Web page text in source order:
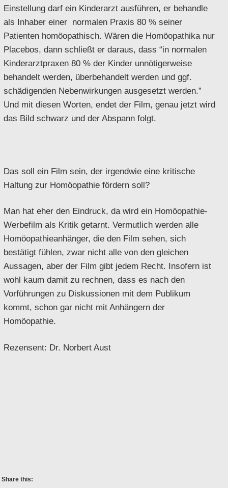
Einstellung darf ein Kinderarzt ausführen, er behandle
als Inhaber einer normalen Praxis 80 % seiner
Patienten homöopathisch. Wären die Homöopathika nur
Placebos, dann schließt er daraus, dass “in normalen
Kinderarztpraxen 80 % der Kinder unnötigerweise
behandelt werden, überbehandelt werden und ggf.
schädigenden Nebenwirkungen ausgesetzt werden.”
Und mit diesen Worten, endet der Film, genau jetzt wird
das Bild schwarz und der Abspann folgt.
Das soll ein Film sein, der irgendwie eine kritische
Haltung zur Homöopathie fördern soll?
Man hat eher den Eindruck, da wird ein Homöopathie-
Werbefilm als Kritik getarnt. Vermutlich werden alle
Homöopathieanhänger, die den Film sehen, sich
bestätigt fühlen, zwar nicht alle von den gleichen
Aussagen, aber der Film gibt jedem Recht. Insofern ist
wohl kaum damit zu rechnen, dass es nach den
Vorführungen zu Diskussionen mit dem Publikum
kommt, schon gar nicht mit Anhängern der
Homöopathie.
Rezensent: Dr. Norbert Aust
Share this: